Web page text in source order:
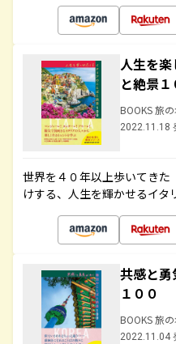
人生を
と絶景１
BOOKS 旅
2022.11.18
世界を４０年以上歩いてき
けする、人生を輝かせるイ
共感と
１００
BOOKS 旅
2022.11.04